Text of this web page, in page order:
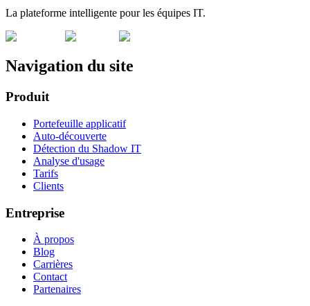
La plateforme intelligente pour les équipes IT.
Navigation du site
Produit
Portefeuille applicatif
Auto-découverte
Détection du Shadow IT
Analyse d'usage
Tarifs
Clients
Entreprise
À propos
Blog
Carrières
Contact
Partenaires